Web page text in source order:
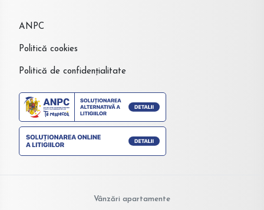
ANPC
Politică cookies
Politică de confidențialitate
Vânzări apartamente